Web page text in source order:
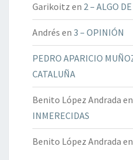
Garikoitz en 2 – ALGO
Andrés en 3 – OPINIÓN
PEDRO APARICIO
CATALUÑA
Benito López Andrada en
INMERECIDAS
Benito López Andrada en